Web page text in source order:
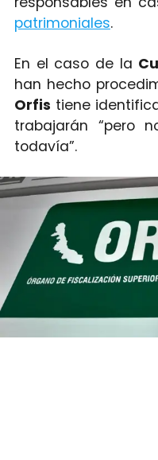
patrimoniales.
En el caso de la
han hecho
Orfis tiene
trabajarán “pero
todavía”.